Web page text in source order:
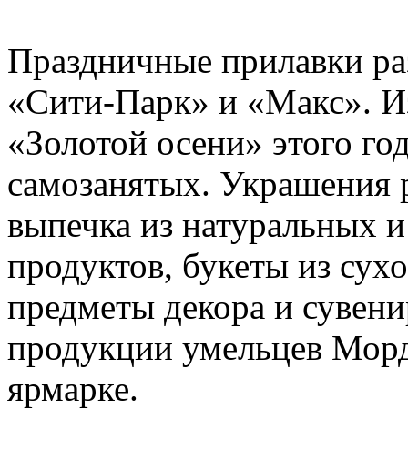
Праздничные прилавки
«Сити-Парк» и «Макс».
«Золотой осени» этого
самозанятых.
выпечка из натуральных
продуктов, букеты из
предметы декора и
продукции умельцев
ярмарке.